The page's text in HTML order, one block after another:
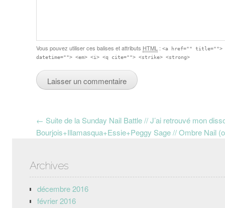
Vous pouvez utiliser ces balises et attributs HTML :<a href="" title="">
datetime=""> <em> <i> <q cite=""> <strike> <strong>
Post navigation
← Suite de la Sunday Nail Battle // J’ai retrouvé mon
Bourjois+Illamasqua+Essie+Peggy Sage // Ombre Nail
Archives
décembre 2016
février 2016